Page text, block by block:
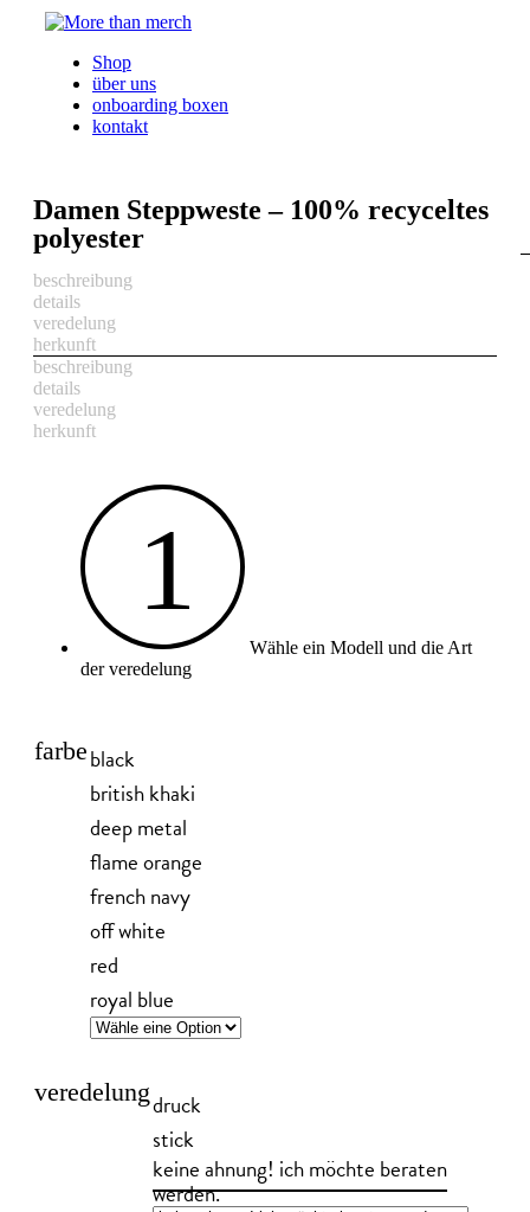
Shop
über uns
onboarding boxen
kontakt
0items
Menu
Damen Steppweste – 100% recyceltes
polyester
beschreibung
details
veredelung
herkunft
beschreibung
details
veredelung
herkunft
1
Wähle ein Modell und die Art
der veredelung
farbeblack
british khaki
deep metal
flame orange
french navy
off white
red
royal blue
veredelungdruck
stick
keine ahnung! ich möchte beraten
werden.